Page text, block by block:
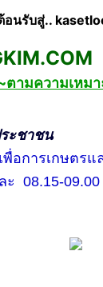
อนรับสู่..
ตามความเหม
าชน
การเกษตรแ
08.15-09.00